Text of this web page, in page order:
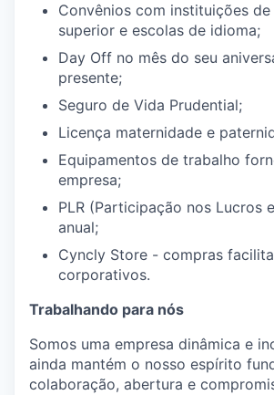
Convênios com instituições de
superior e escolas de idioma;
Day Off no mês do seu
presente;
Seguro de Vida Prudential;
Licença maternidade e
Equipamentos de trabalho
empresa;
PLR (Participação nos Lucros
anual;
Cyncly Store - compras
corporativos.
Trabalhando para nós
Somos uma empresa dinâmica e
ainda mantém o nosso espírito
colaboração, abertura e